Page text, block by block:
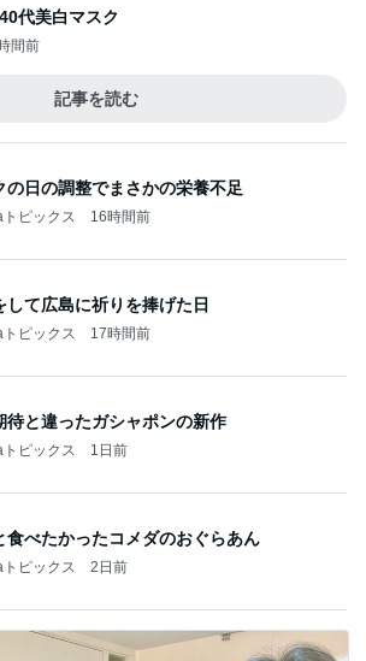
代美白マスク
間前
記事を読む
の日の調整でまさかの栄養不足
ピックス 16時間前
して広島に祈りを捧げた日
ピックス 17時間前
待と違ったガシャポンの新作
ピックス 1日前
食べたかったコメダのおぐらあん
ピックス 2日前